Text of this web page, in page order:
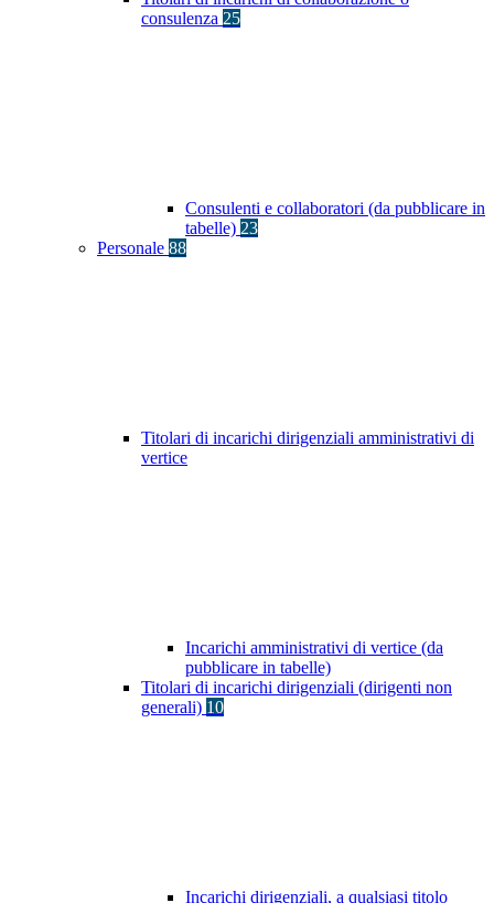
consulenza 25
Consulenti e collaboratori (da pubblicare in
tabelle) 23
Personale 88
Titolari di incarichi dirigenziali amministrativi di
vertice
Incarichi amministrativi di vertice (da
pubblicare in tabelle)
Titolari di incarichi dirigenziali (dirigenti non
generali) 10
Incarichi dirigenziali, a qualsiasi titolo